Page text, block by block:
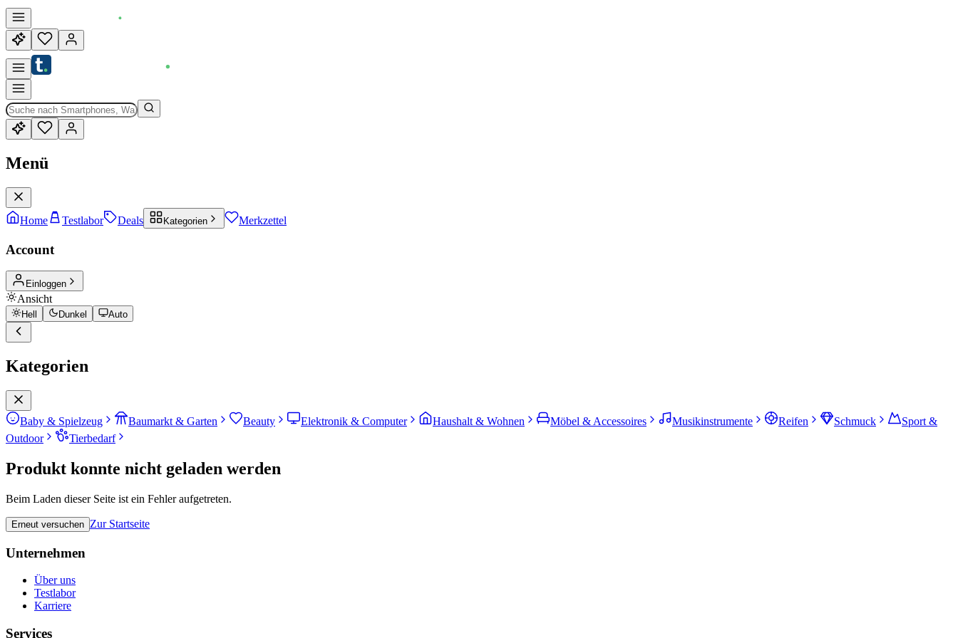
Menü
Home Testlabor Deals Kategorien Merkzettel
Account
Einloggen
Ansicht
Hell Dunkel Auto
Kategorien
Baby & Spielzeug Baumarkt & Garten Beauty Elektronik & Computer Haushalt & Wohnen Möbel & Accessoires Musikinstrumente Reifen Schmuck
Sport &
Outdoor
Tierbedarf
Produkt konnte nicht geladen werden
Beim Laden dieser Seite ist ein Fehler aufgetreten.
Erneut versuchen Zur Startseite
Unternehmen
Über uns
Testlabor
Karriere
Services